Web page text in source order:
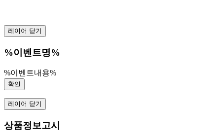
레이어 닫기
%이벤트명%
%이벤트내용%
확인
레이어 닫기
상품정보고시